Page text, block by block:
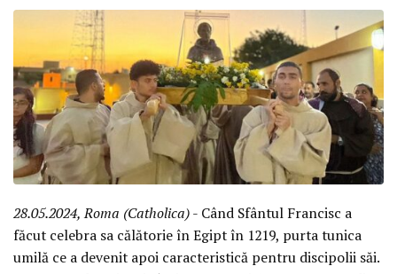
28.05.2024, Roma (Catholica)- Când Sfântul Francisc a
făcut celebra sa călătorie în Egipt în 1219, purta tunica
umilă ce a devenit apoi caracteristică pentru discipolii săi.